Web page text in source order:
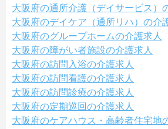
大阪府の通所介護（デイサービス）
大阪府のデイケア（通所リハ）の介
大阪府のグループホームの介護求人
大阪府の障がい者施設の介護求人
大阪府の訪問入浴の介護求人
大阪府の訪問看護の介護求人
大阪府の訪問診療の介護求人
大阪府の定期巡回の介護求人
大阪府のケアハウス・高齢者住宅地